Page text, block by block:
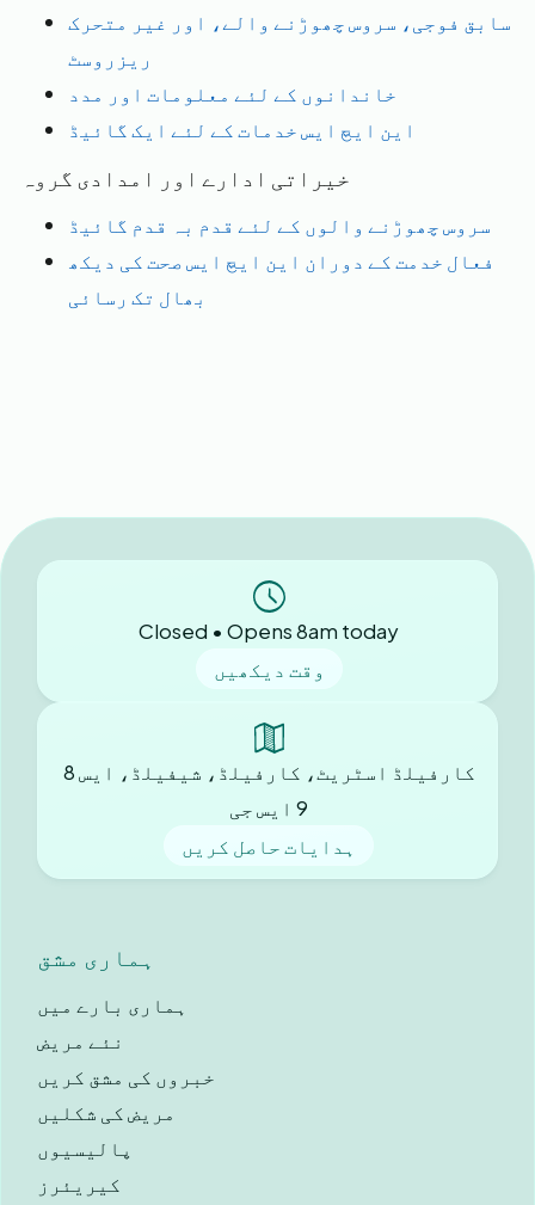
سابق فوجی، سروس چھوڑنے والے، اور غیر متحرک
ریزروسٹ
خاندانوں کے لئے معلومات اور مدد
این ایچ ایس خدمات کے لئے ایک گائیڈ
خیراتی ادارے اور امدادی گروہ
سروس چھوڑنے والوں کے لئے قدم بہ قدم گائیڈ
فعال خدمت کے دوران این ایچ ایس صحت کی دیکھ
بھال تک رسائی
Closed • Opens 8am today
وقت دیکھیں
کارفیلڈ اسٹریٹ، کارفیلڈ، شیفیلڈ، ایس 8
9 ایس جی
ہدایات حاصل کریں
ہماری مشق
ہماری بارے ميں
نئے مریض
خبروں کی مشق کریں
مریض کی شکلیں
پالیسیوں
کیریئرز